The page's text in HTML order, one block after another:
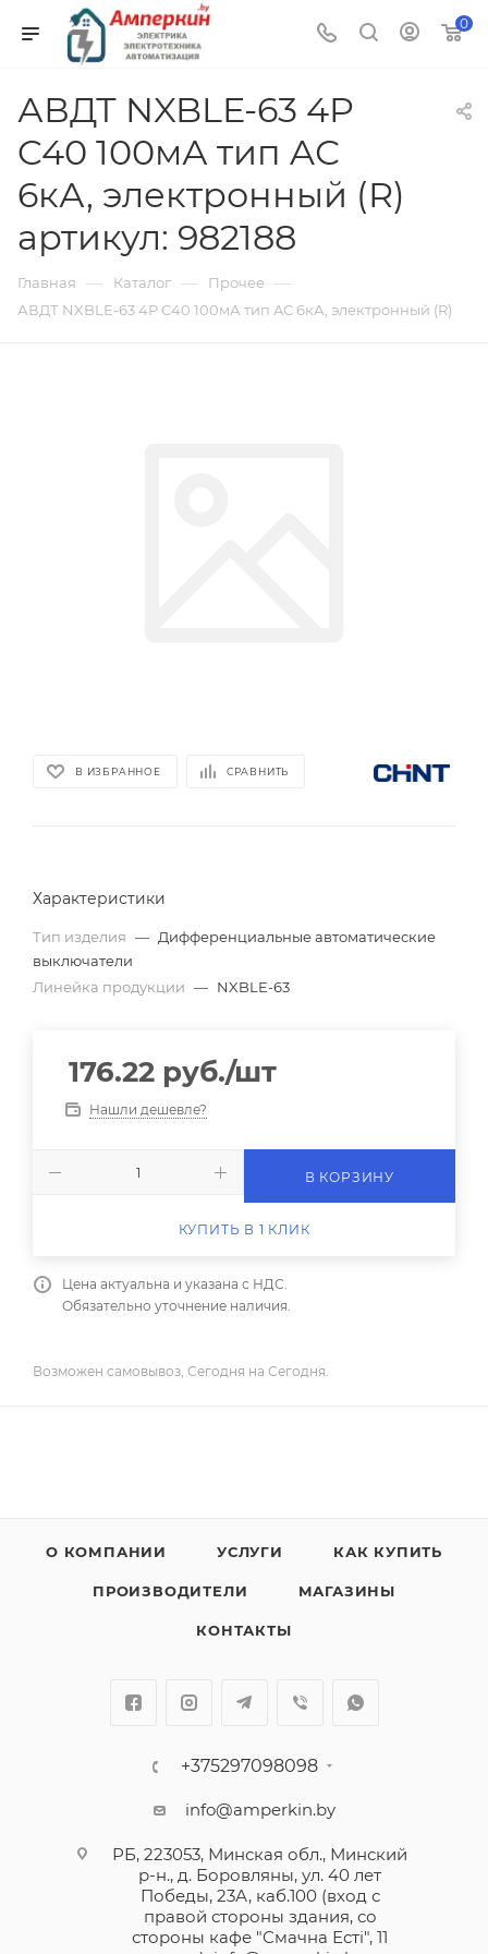
0
АВДТ NXBLE-63 4P
C40 100мА тип AС
6кА, электронный (R)
артикул: 982188
Главная — Каталог — Прочее —
АВДТ NXBLE-63 4P C40 100мА тип AС 6кА, электронный (R)
В ИЗБРАННОЕ СРАВНИТЬ
Характеристики
Тип изделия — Дифференциальные автоматические
выключатели
Линейка продукции — NXBLE-63
176.22 руб./шт
Нашли дешевле?
В КОРЗИНУ
КУПИТЬ В 1 КЛИК
Цена актуальна и указана с НДС.
Обязательно уточнение наличия.
Возможен самовывоз, Сегодня на Сегодня.
О КОМПАНИИ УСЛУГИ КАК КУПИТЬ
ПРОИЗВОДИТЕЛИ МАГАЗИНЫ
КОНТАКТЫ
+375297098098
info@amperkin.by
РБ, 223053, Минская обл., Минский
р-н., д. Боровляны, ул. 40 лет
Победы, 23А, каб.100 (вход с
правой стороны здания, со
стороны кафе "Смачна Естi", 11